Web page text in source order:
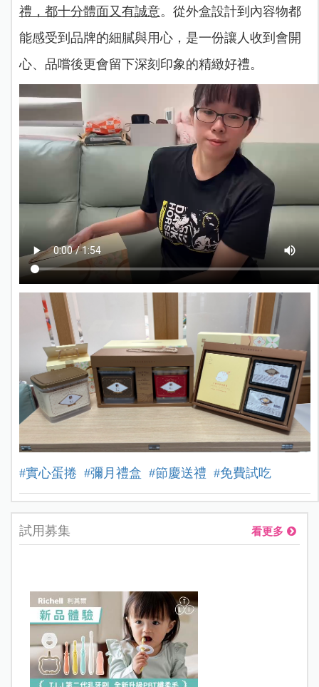
禮，都十分體面又有誠意。從外盒設計到內容物都
能感受到品牌的細膩與用心，是一份讓人收到會開
心、品嚐後更會留下深刻印象的精緻好禮。
#實心蛋捲 #彌月禮盒 #節慶送禮 #免費試吃
試用募集 看更多